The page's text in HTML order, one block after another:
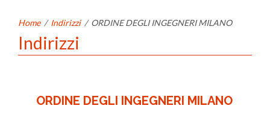
Home / Indirizzi / ORDINE DEGLI INGEGNERI MILANO
Indirizzi
ORDINE DEGLI INGEGNERI MILANO